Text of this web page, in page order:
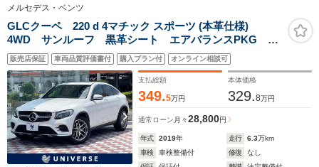
メルセデス・ベンツ
GLCクーペ 220 d 4マチック スポーツ (本革仕様)
4WD サンルーフ 黒革シート エアバランスPKG
Burmesterサウンド レーダーセーフティPKG 純正ナ
ビTV 360度カメラシステム HUD LEDヘッドラン
プ 電動リア 純正19インチAW ETC
販売店保証 車両品質評価書付 購入プラン付 オンライン相談可
支払総額
349.5万円
本体価格
329.8万円
通常ローン 月々28,800円
年式 2019年 走行 6.3万km
車検
車検整備付 修復
なし